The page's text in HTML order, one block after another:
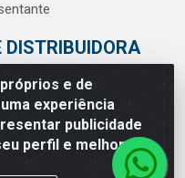
e de
experiência
publicidade
perfil e melhorar a